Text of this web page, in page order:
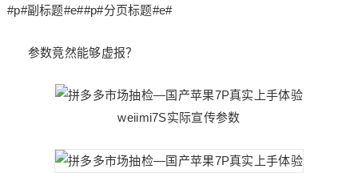
#p#副标题#e##p#分页标题#e#
参数竟然能够虚报？
weiimi7S实际宣传参数